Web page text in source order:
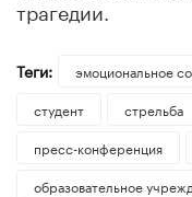
трагедии.
Теги: эмоциональное
студент
стрельба
пресс-конференция
образовательное